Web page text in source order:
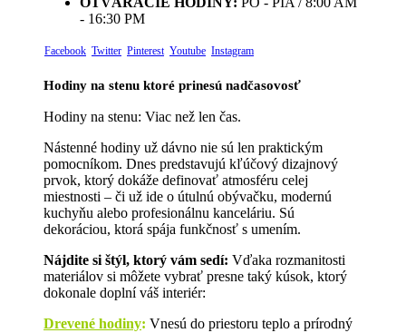
- 16:30 PM
Facebook Twitter Pinterest Youtube Instagram
Hodiny na stenu ktoré prinesú nadčasovosť
Hodiny na stenu: Viac než len čas.
Nástenné hodiny už dávno nie sú len praktickým
pomocníkom. Dnes predstavujú kľúčový dizajnový
prvok, ktorý dokáže definovať atmosféru celej
miestnosti – či už ide o útulnú obývačku, modernú
kuchyňu alebo profesionálnu kanceláriu. Sú
dekoráciou, ktorá spája funkčnosť s umením.
Nájdite si štýl, ktorý vám sedí: Vďaka rozmanitosti
materiálov si môžete vybrať presne taký kúsok, ktorý
dokonale doplní váš interiér:
Drevené hodiny: Vnesú do priestoru teplo a prírodný